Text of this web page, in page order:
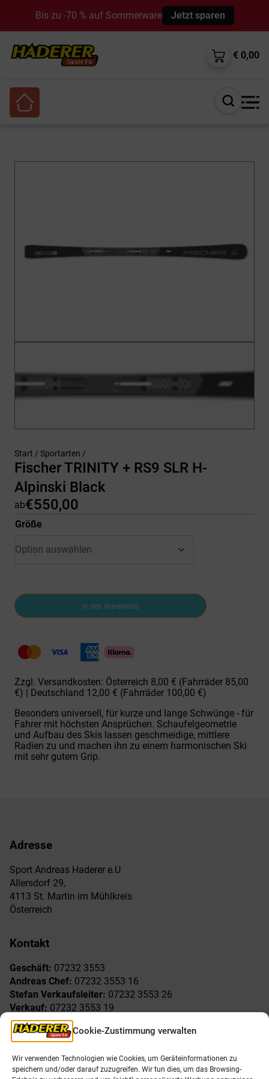
Cookie-Zustimmung verwalten
Wir verwenden Technologien wie Cookies, um Geräteinformationen zu
speichern und/oder darauf zuzugreifen. Wir tun dies, um das Browsing-
Bis zu -70 % auf Sommerware Jetzt sparen
€ 0,00
Suche
Start / Sportarten /
Fischer TRINITY + RS9 SLR H-
Alpinski Black
ab€550,00
Größe
Fischer
TRINITY
H-
Menge
In den Warenkorb
Zzgl. Versandkosten: Österreich 8,00 € (Fahrräder 85,00
€) | Deutschland 12,00 € (Fahrräder 100,00 €)
Besonders universell, für kurze und lange Schwünge - für
Fahrer mit höchsten Ansprüchen. Schaufelgeometrie
und Aufbau des Skis lassen geschmeidige, mittlere
Radien zu und machen ihn zu einem harmonischen Ski
mit sehr gutem Grip.
Adresse
Sport Andreas Haderer e.U
Allersdorf 29,
4113 St. Martin im Mühlkreis
Österreich
Kontakt
Geschäft: 07232 3553
Andreas Chef: 07232 3553 16
Stefan Verkaufsleiter: 07232 3553 26
Verkauf: 07232 3553 19
Reklamationen:
Freude am Sport Allgemeines